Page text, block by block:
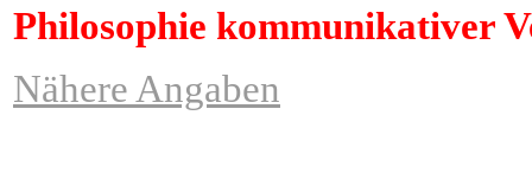
Philosophie kommunikativer
Nähere Angaben